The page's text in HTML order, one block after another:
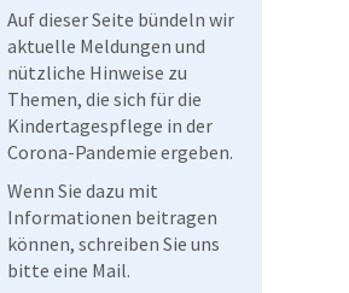
Auf dieser Seite bündeln wir
aktuelle Meldungen und
nützliche Hinweise zu
Themen, die sich für die
Kindertagespflege in der
Corona-Pandemie ergeben.
Wenn Sie dazu mit
Informationen beitragen
können, schreiben Sie uns
bitte eine Mail.